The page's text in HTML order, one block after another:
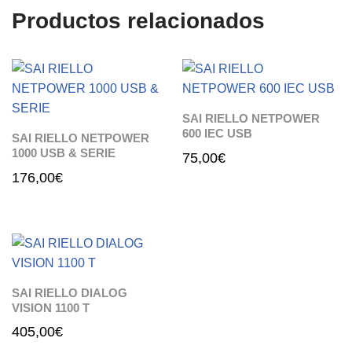
Productos relacionados
SAI RIELLO NETPOWER
1000 USB & SERIE
176,00€
SAI RIELLO NETPOWER
600 IEC USB
75,00€
SAI RIELLO DIALOG
VISION 1100 T
405,00€